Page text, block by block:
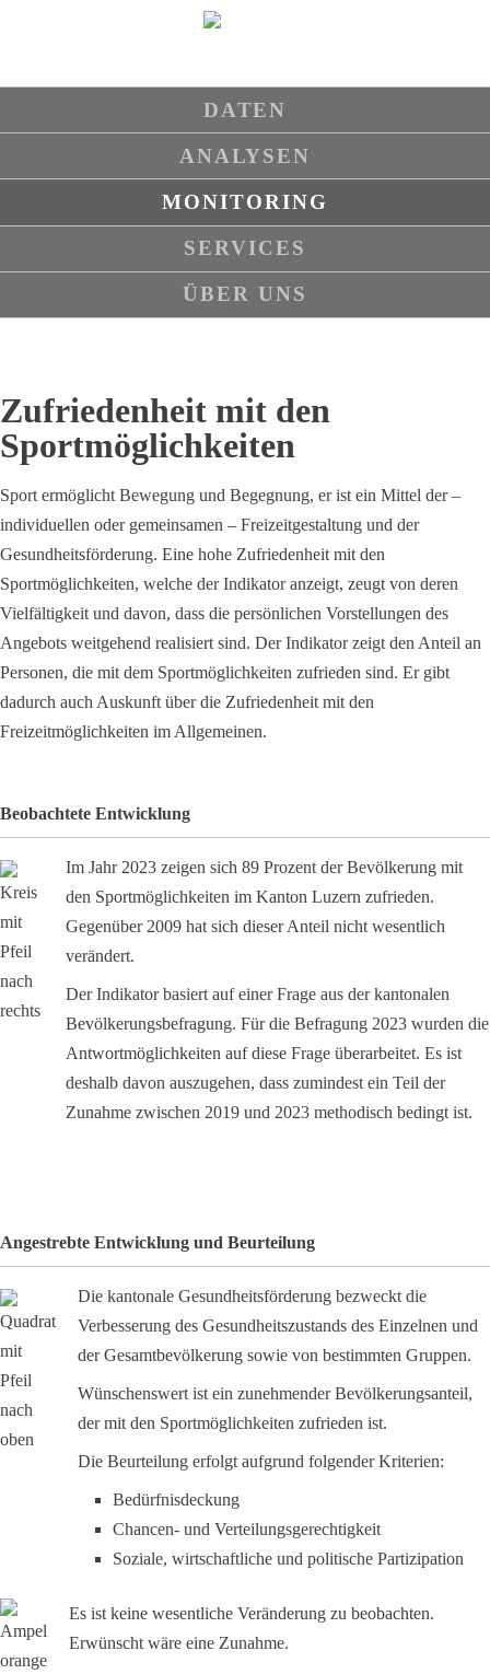
DATEN
ANALYSEN
MONITORING
SERVICES
ÜBER UNS
Zufriedenheit mit den
Sportmöglichkeiten
Sport ermöglicht Bewegung und Begegnung, er ist ein Mittel der –
individuellen oder gemeinsamen – Freizeitgestaltung und der
Gesundheitsförderung. Eine hohe Zufriedenheit mit den
Sportmöglichkeiten, welche der Indikator anzeigt, zeugt von deren
Vielfältigkeit und davon, dass die persönlichen Vorstellungen des
Angebots weitgehend realisiert sind. Der Indikator zeigt den Anteil an
Personen, die mit dem Sportmöglichkeiten zufrieden sind. Er gibt
dadurch auch Auskunft über die Zufriedenheit mit den
Freizeitmöglichkeiten im Allgemeinen.
Beobachtete Entwicklung
Im Jahr 2023 zeigen sich 89 Prozent der Bevölkerung mit
den Sportmöglichkeiten im Kanton Luzern zufrieden.
Gegenüber 2009 hat sich dieser Anteil nicht wesentlich
verändert.
Der Indikator basiert auf einer Frage aus der kantonalen
Bevölkerungsbefragung. Für die Befragung 2023 wurden die
Antwortmöglichkeiten auf diese Frage überarbeitet. Es ist
deshalb davon auszugehen, dass zumindest ein Teil der
Zunahme zwischen 2019 und 2023 methodisch bedingt ist.
Angestrebte Entwicklung und Beurteilung
Die kantonale Gesundheitsförderung bezweckt die
Verbesserung des Gesundheitszustands des Einzelnen und
der Gesamtbevölkerung sowie von bestimmten Gruppen.
Wünschenswert ist ein zunehmender Bevölkerungsanteil,
der mit den Sportmöglichkeiten zufrieden ist.
Die Beurteilung erfolgt aufgrund folgender Kriterien:
Bedürfnisdeckung
Chancen- und Verteilungsgerechtigkeit
Soziale, wirtschaftliche und politische Partizipation
Es ist keine wesentliche Veränderung zu beobachten.
Erwünscht wäre eine Zunahme.